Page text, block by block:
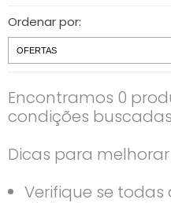
Ordenar por:
Encontramos 0
condições
Dicas para
Verifique se